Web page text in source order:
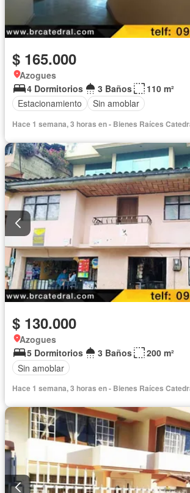
$ 165.000
Azogues
4 Dormitorios
3 Baños
110 m²
Estacionamiento
Sin amoblar
Hace 1 semana, 3 horas en - Bienes Raíces
$ 130.000
Azogues
5 Dormitorios
3 Baños
200 m²
Sin amoblar
Hace 1 semana, 3 horas en - Bienes Raíces